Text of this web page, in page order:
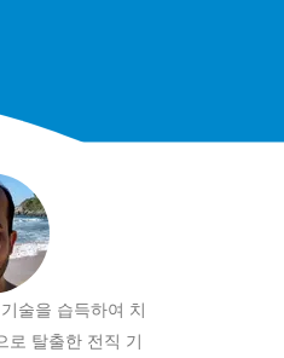
술을 습득하여 치
로 탈출한 전직 기